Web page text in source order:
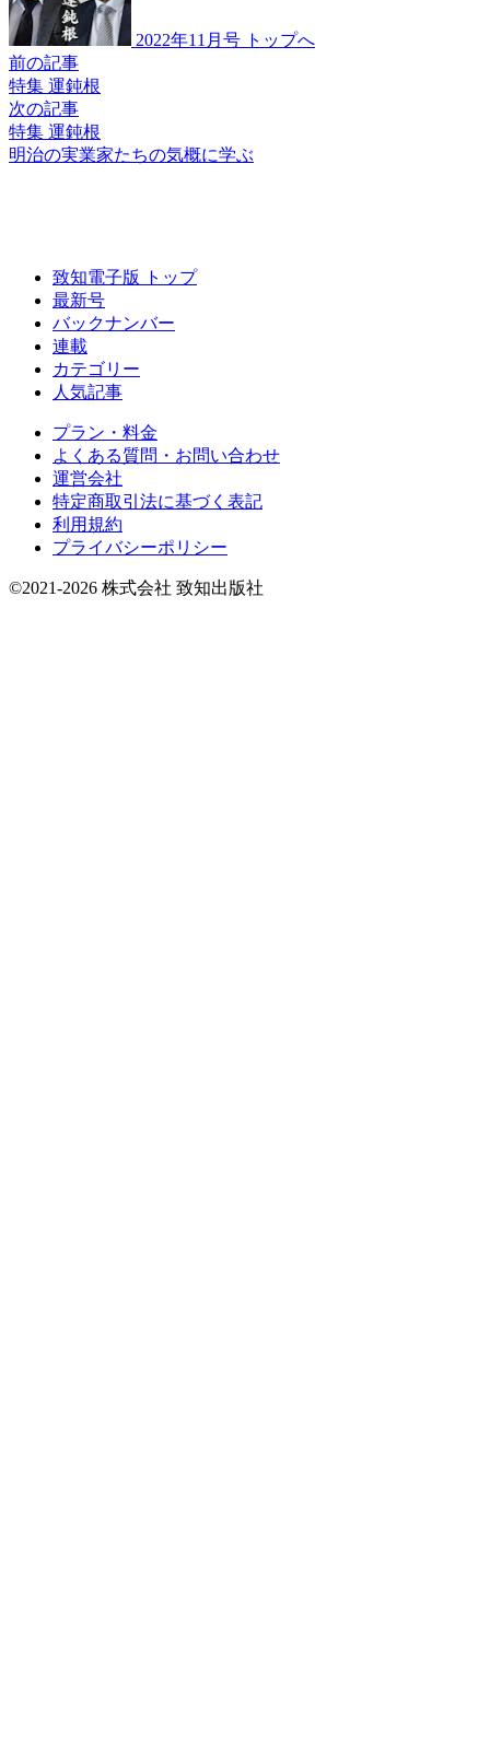
2022年11月号 トップへ
前の記事
特集 運鈍根
次の記事
特集 運鈍根
明治の実業家たちの気概に学ぶ
致知電子版 トップ
最新号
バックナンバー
連載
カテゴリー
人気記事
プラン・料金
よくある質問・お問い合わせ
運営会社
特定商取引法に基づく表記
利用規約
プライバシーポリシー
©2021-2026 株式会社 致知出版社